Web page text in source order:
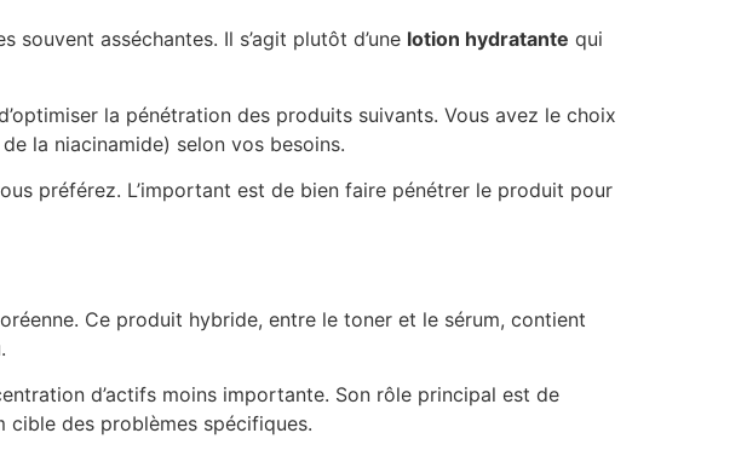
asséchantes. Il s’agit plutôt d’une lotion hydratante qui
la pénétration des produits suivants. Vous avez le choix
la niacinamide) selon vos besoins.
préférez. L’important est de bien faire pénétrer le produit pour
Ce produit hybride, entre le toner et le sérum, contient
d’actifs moins importante. Son rôle principal est de
cible des problèmes spécifiques.